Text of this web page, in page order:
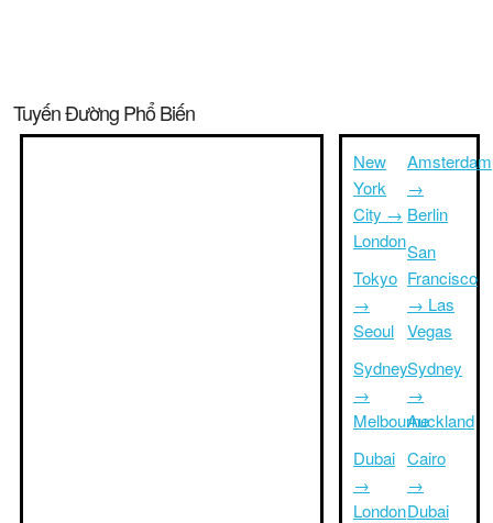
Tuyến Đường Phổ Biến
New
York
City →
London
Tokyo
→
Seoul
Sydney
→
Melbourne
Dubai
→
London
Amsterdam
→
Berlin
San
Francisco
→ Las
Vegas
Sydney
→
Auckland
Cairo
→
Dubai